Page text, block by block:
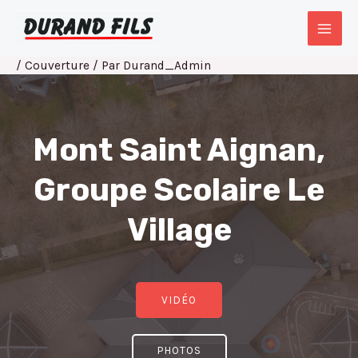
/ Couverture / Par Durand_Admin
Mont Saint Aignan,
Groupe Scolaire Le
Village
VIDÉO
PHOTOS